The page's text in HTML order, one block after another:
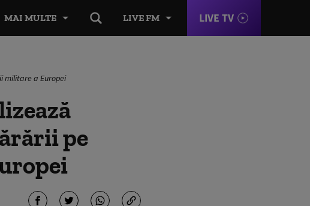
LIVE FM LIVE TV
MAI MULTE
militare a Europei
pe